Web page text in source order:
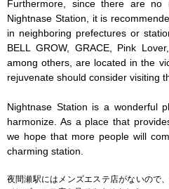
Furthermore, since there are no
Nightnase Station, it is
in neighboring prefectures or
BELL GROW, GRACE, Pink
among others, are located in the
rejuvenate should consider visiting
Nightnase Station is a wonderful
harmonize. As a place that
we hope that more people will
charming station.
夜間瀬駅にはメンズエステ店がないので